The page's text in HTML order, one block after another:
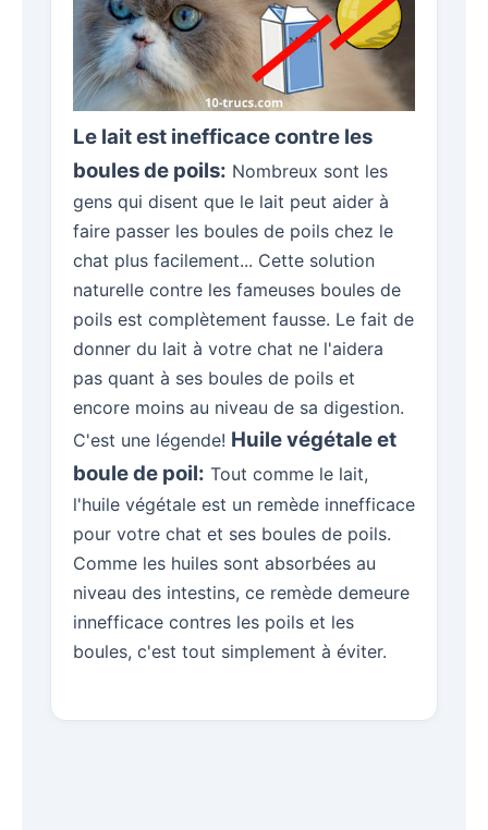
Le lait est inefficacecontre les
boules de poils: Nombreux sont les
gens qui disent que le lait peut aider à
faire passer les boules de poils chez le
chat plus facilement... Cette solution
naturelle contre les fameuses boules de
poils est complètement fausse. Le fait de
donner du lait à votre chat ne l'aidera
pas quant à ses boules de poils et
encore moins au niveau de sa digestion.
C'est une légende! Huile végétale et
boule de poil: Tout comme le lait,
l'huile végétale est un remède innefficace
pour votre chat et ses boules de poils.
Comme les huiles sont absorbées au
niveau des intestins, ce remède demeure
innefficace contres les poils et les
boules, c'est tout simplement à éviter.